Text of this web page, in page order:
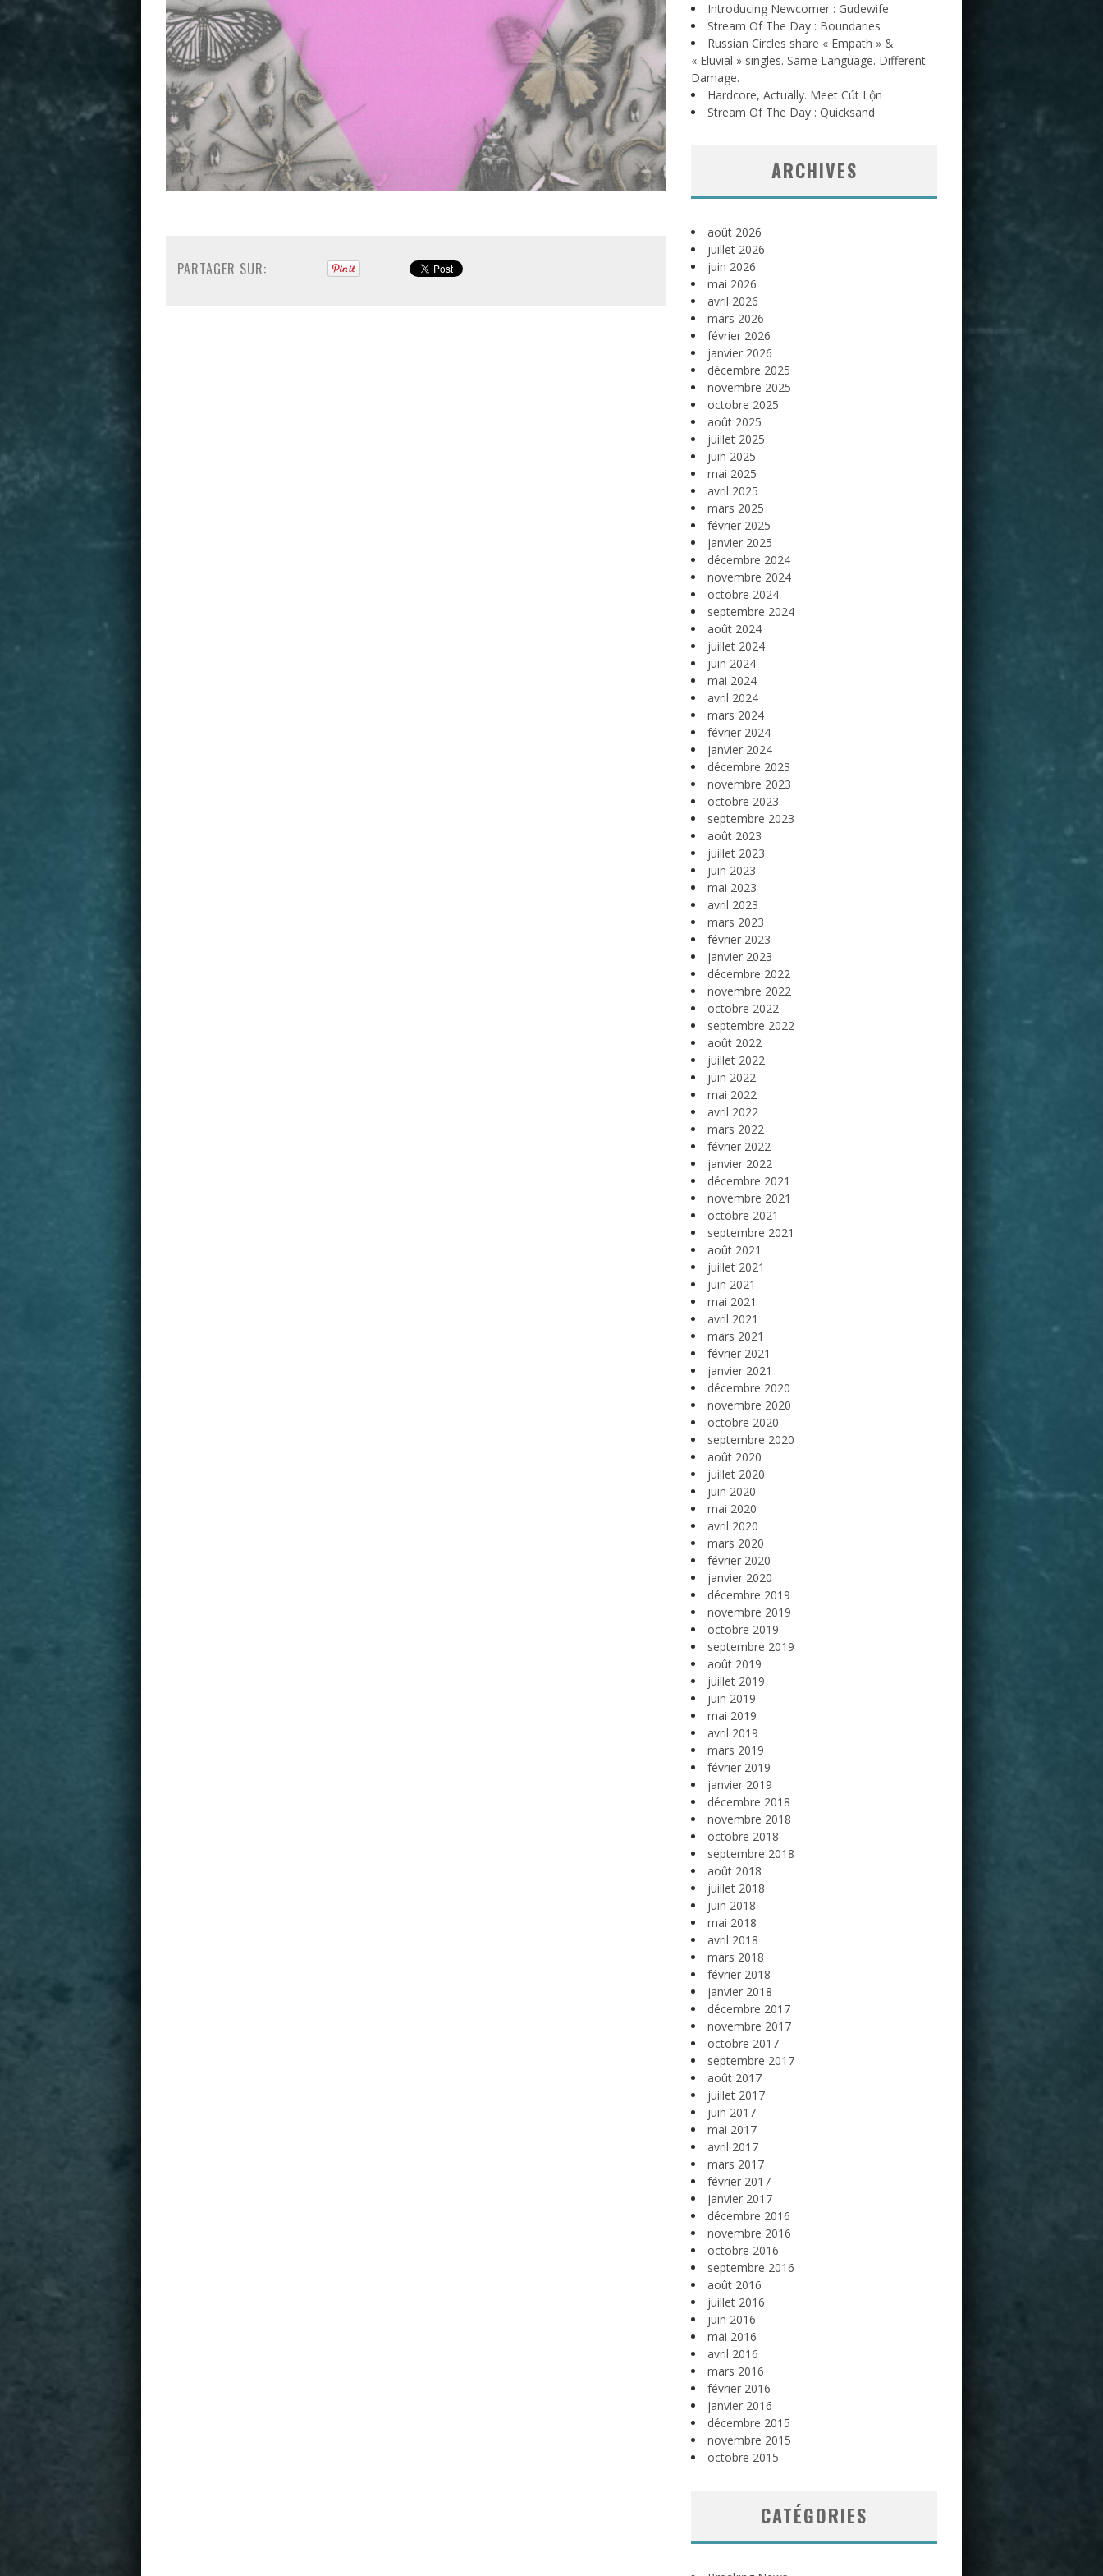
PARTAGER SUR:
Introducing Newcomer : Gudewife
Stream Of The Day : Boundaries
Russian Circles share « Empath » &
« Eluvial » singles. Same Language. Different
Damage.
Hardcore, Actually. Meet Cút Lộn
Stream Of The Day : Quicksand
ARCHIVES
août 2026
juillet 2026
juin 2026
mai 2026
avril 2026
mars 2026
février 2026
janvier 2026
décembre 2025
novembre 2025
octobre 2025
août 2025
juillet 2025
juin 2025
mai 2025
avril 2025
mars 2025
février 2025
janvier 2025
décembre 2024
novembre 2024
octobre 2024
septembre 2024
août 2024
juillet 2024
juin 2024
mai 2024
avril 2024
mars 2024
février 2024
janvier 2024
décembre 2023
novembre 2023
octobre 2023
septembre 2023
août 2023
juillet 2023
juin 2023
mai 2023
avril 2023
mars 2023
février 2023
janvier 2023
décembre 2022
novembre 2022
octobre 2022
septembre 2022
août 2022
juillet 2022
juin 2022
mai 2022
avril 2022
mars 2022
février 2022
janvier 2022
décembre 2021
novembre 2021
octobre 2021
septembre 2021
août 2021
juillet 2021
juin 2021
mai 2021
avril 2021
mars 2021
février 2021
janvier 2021
décembre 2020
novembre 2020
octobre 2020
septembre 2020
août 2020
juillet 2020
juin 2020
mai 2020
avril 2020
mars 2020
février 2020
janvier 2020
décembre 2019
novembre 2019
octobre 2019
septembre 2019
août 2019
juillet 2019
juin 2019
mai 2019
avril 2019
mars 2019
février 2019
janvier 2019
décembre 2018
novembre 2018
octobre 2018
septembre 2018
août 2018
juillet 2018
juin 2018
mai 2018
avril 2018
mars 2018
février 2018
janvier 2018
décembre 2017
novembre 2017
octobre 2017
septembre 2017
août 2017
juillet 2017
juin 2017
mai 2017
avril 2017
mars 2017
février 2017
janvier 2017
décembre 2016
novembre 2016
octobre 2016
septembre 2016
août 2016
juillet 2016
juin 2016
mai 2016
avril 2016
mars 2016
février 2016
janvier 2016
décembre 2015
novembre 2015
octobre 2015
CATÉGORIES